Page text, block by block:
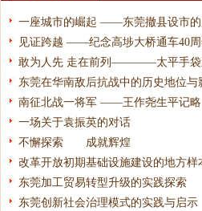
一座城市的崛起 ——东莞撤县设市的
见证跨越 ——纪念高埗大桥通车40
敢为人先 走在前列————太平手袋
东莞在华南敌后抗战中的历史地位与
南征北战一将军 ——王作尧生平记略
一场关于袁振英的对话
不懈探索 成就辉煌
改革开放初期基础设施建设的地方样
东莞加工贸易转型升级的实践探索
东莞创新社会治理模式的实践与启示